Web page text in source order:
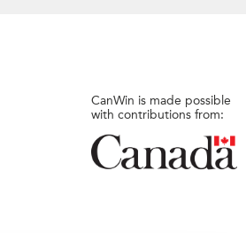
CanWin is made possible
with contributions from: